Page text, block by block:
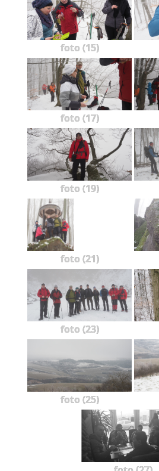
foto (15)
foto (17)
foto (19)
foto (21)
foto (23)
foto (25)